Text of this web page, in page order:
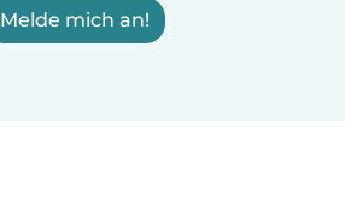
Melde mich an!